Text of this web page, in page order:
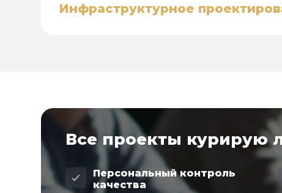
Инфраструктурное
Все проекты курирую
Персональный контроль
качества